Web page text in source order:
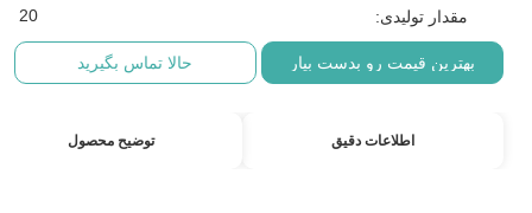
مقدار تولیدی: 20
بهترین قیمت رو بدست بیار حالا تماس بگیرید
اطلاعات دقیق توضیح محصول